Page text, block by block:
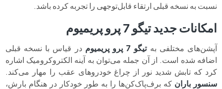
نسبت به نسخه قبلی ارتقاء قابل‌توجهی را تجربه کرده باشد.
امکانات جدید تیگو 7 پرو پریمیوم
آپشن‌های مختلفی به تیگو 7 پرو پریمیوم
در قیاس با نسخه قبلی
اضافه شده است. از آن جمله می‌توان به آینه الکتروکرومیک اشاره
کرد که تابش شدید نور از چراغ خودروهای عقب را مهار می‌کند.
سنسور باران که برف‌پاک‌‌کن‌ها را به طور خودکار در هنگام بارش،